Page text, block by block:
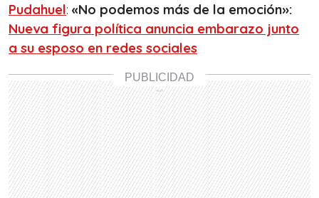
Pudahuel: «No podemos más de la emoción»:
Nueva figura política anuncia embarazo junto
a su esposo en redes sociales